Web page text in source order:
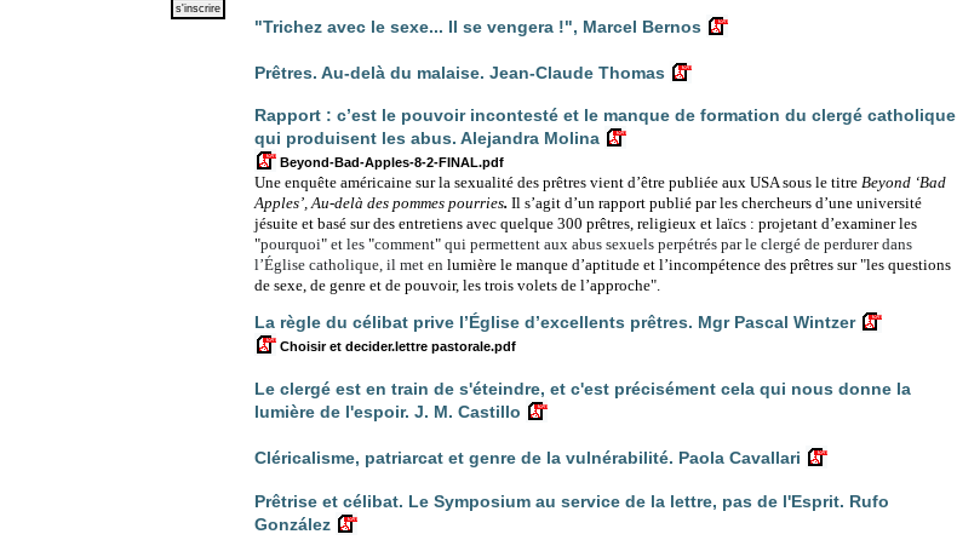
"Trichez avec le sexe... Il se vengera !", Marcel Bernos
Prêtres. Au-delà du malaise. Jean-Claude Thomas
Rapport : c’est le pouvoir incontesté et le manque de formation du clergé catholique
qui produisent les abus. Alejandra Molina
Beyond-Bad-Apples-8-2-FINAL.pdf
Une enquête américaine sur la sexualité des prêtres vient d’être publiée aux USA sous le titre Beyond ‘Bad
Apples’, Au-delà des pommes pourries. Il s’agit d’un rapport publié par les chercheurs d’une université
jésuite et basé sur des entretiens avec quelque 300 prêtres, religieux et laïcs : projetant d’examiner les
"pourquoi" et les "comment" qui permettent aux abus sexuels perpétrés par le clergé de perdurer dans
l’Église catholique, il met en lumière le manque d’aptitude et l’incompétence des prêtres sur"les questions
de sexe, de genre et de pouvoir, les trois volets de l’approche".
La règle du célibat prive l’Église d’excellents prêtres. Mgr Pascal Wintzer
Choisir et decider.lettre pastorale.pdf
Le clergé est en train de s'éteindre, et c'est précisément cela qui nous donne la
lumière de l'espoir. J. M. Castillo
Cléricalisme, patriarcat et genre de la vulnérabilité. Paola Cavallari
Prêtrise et célibat. Le Symposium au service de la lettre, pas de l'Esprit. Rufo
González